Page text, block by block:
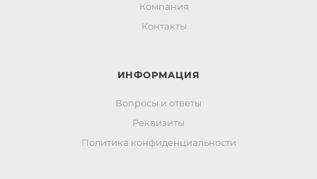
Компания
Контакты
ИНФОРМАЦИЯ
Вопросы и ответы
Реквизиты
Политика конфиденциальности